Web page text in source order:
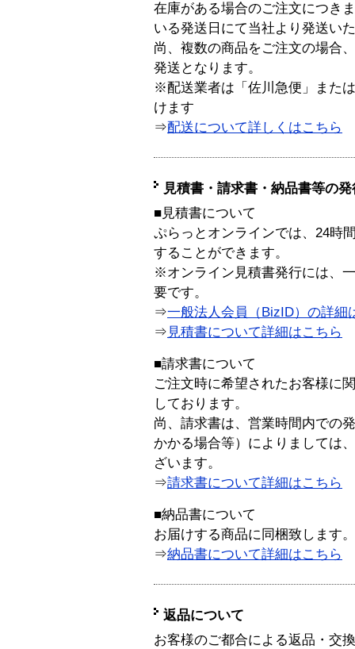
在庫がある場合のご注文につき
いる発送日にて当社より発送い
尚、複数の商品をご注文の場合
発送となります。
※配送業者は「佐川急便」また
けます
⇒配送について詳しくはこちら
見積書・請求書・納品書等の
■見積書について
ぷらっとオンラインでは、24時
することができます。
※オンライン見積書発行には、
要です。
⇒一般法人会員（BizID）の詳細
⇒ 見積書について詳細はこちら
■請求書について
ご注文時に希望されたお客様に
しております。
尚、請求書は、営業時間内での
かかる場合等）によりましては
ざいます。
⇒請求書について詳細はこちら
■納品書について
お届けする商品に同梱致します。
⇒納品書について詳細はこちら
返品について
お客様のご都合による返品・交